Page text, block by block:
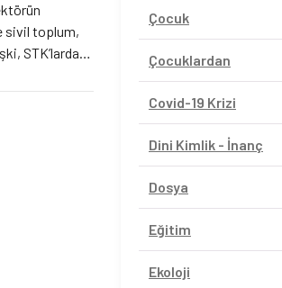
sivil toplum,
STK’larda
sivil toplum
Çocuk
Çocuklardan
Covid-19 Krizi
Dini Kimlik - İnanç
Dosya
Eğitim
Ekoloji